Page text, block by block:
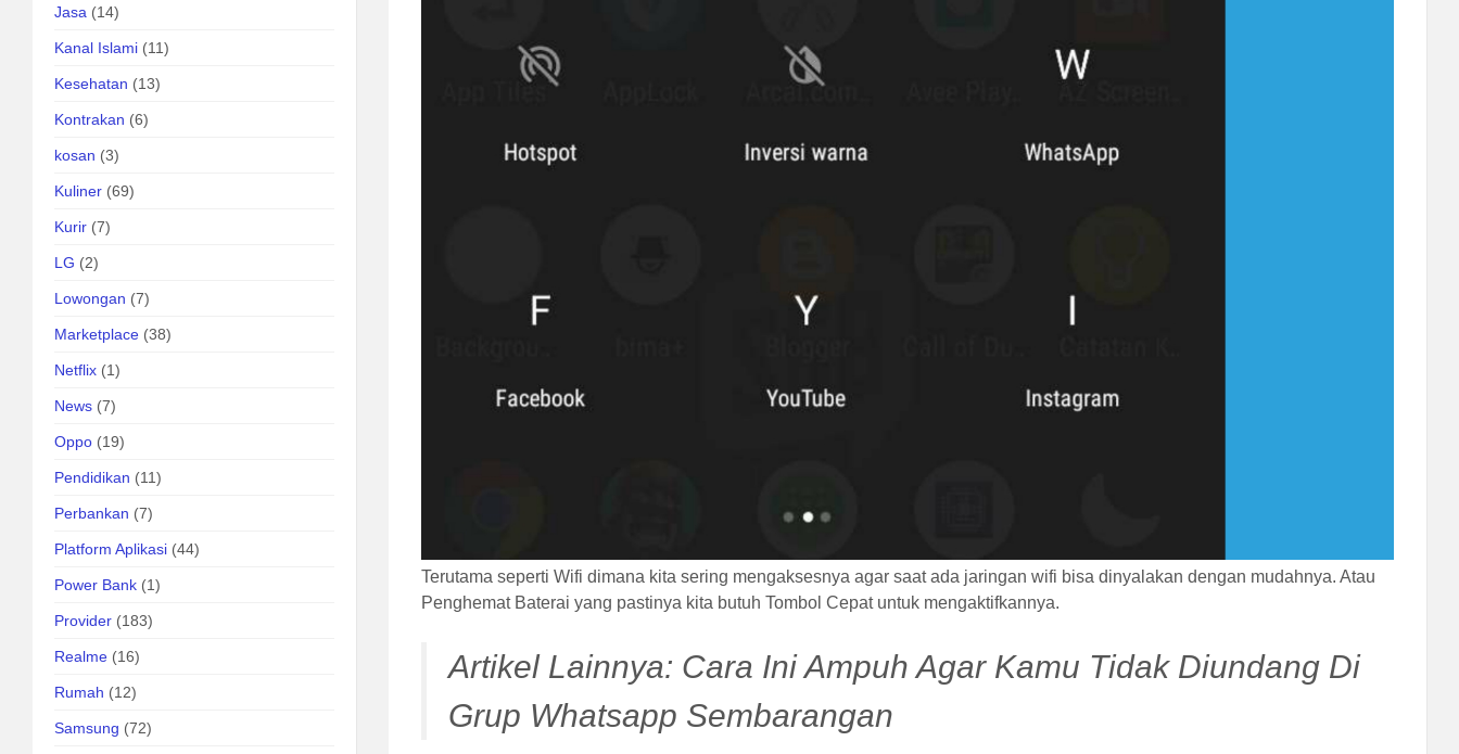
Terutama seperti Wifi dimana kita sering mengaksesnya agar saat ada jaringan wifi bisa dinyalakan dengan mudahnya. Atau
Penghemat Baterai yang pastinya kita butuh Tombol Cepat untuk mengaktifkannya.
Artikel Lainnya: Cara Ini Ampuh Agar Kamu Tidak Diundang Di
Grup Whatsapp Sembarangan
Jasa (14)
Kanal Islami (11)
Kesehatan (13)
Kontrakan (6)
kosan (3)
Kuliner (69)
Kurir (7)
LG (2)
Lowongan (7)
Marketplace (38)
Netflix (1)
News (7)
Oppo (19)
Pendidikan (11)
Perbankan (7)
Platform Aplikasi (44)
Power Bank (1)
Provider (183)
Realme (16)
Rumah (12)
Samsung (72)